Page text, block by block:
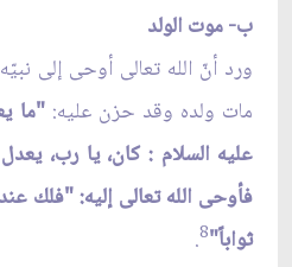
ب- موت الولد
ورد أنّ الله تعالى أوحى إلى
مات ولده وقد حزن عليه:"ما
عليه السلام : كان، يا رب،
فأوحى الله تعالى إليه: "فلك
ثواباً"8
.